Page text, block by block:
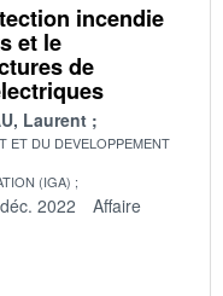
incendie
et le
de
Laurent
ET DU DEVELOPPEMENT
(IGA)
2022
Affaire